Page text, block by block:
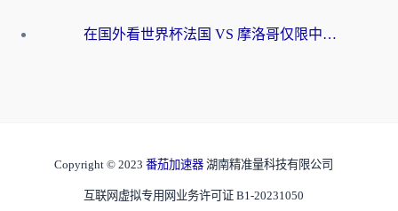
在国外看世界杯法国 VS 摩洛哥仅限中国大陆？海外党这样看中文解说赛事不卡顿
Copyright © 2023 番茄加速器 湖南精准量科技有限公司
互联网虚拟专用网业务许可证 B1-20231050